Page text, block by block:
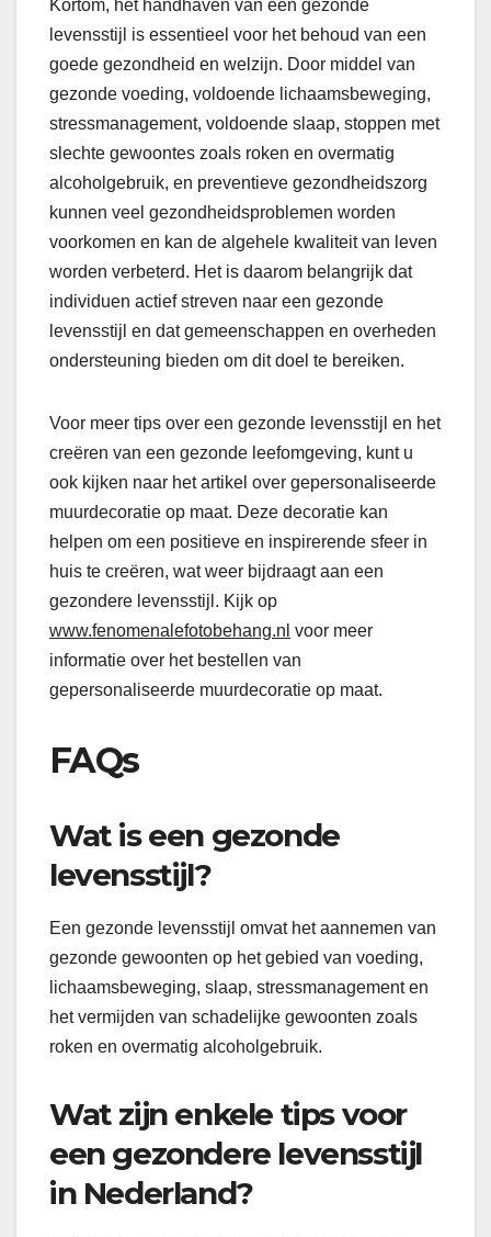
Kortom, het handhaven van een gezonde
levensstijl is essentieel voor het behoud van een
goede gezondheid en welzijn. Door middel van
gezonde voeding, voldoende lichaamsbeweging,
stressmanagement, voldoende slaap, stoppen met
slechte gewoontes zoals roken en overmatig
alcoholgebruik, en preventieve gezondheidszorg
kunnen veel gezondheidsproblemen worden
voorkomen en kan de algehele kwaliteit van leven
worden verbeterd. Het is daarom belangrijk dat
individuen actief streven naar een gezonde
levensstijl en dat gemeenschappen en overheden
ondersteuning bieden om dit doel te bereiken.
Voor meer tips over een gezonde levensstijl en het
creëren van een gezonde leefomgeving, kunt u
ook kijken naar het artikel over gepersonaliseerde
muurdecoratie op maat. Deze decoratie kan
helpen om een positieve en inspirerende sfeer in
huis te creëren, wat weer bijdraagt aan een
gezondere levensstijl. Kijk op
www.fenomenalefotobehang.nl voor meer
informatie over het bestellen van
gepersonaliseerde muurdecoratie op maat.
FAQs
Wat is een gezonde
levensstijl?
Een gezonde levensstijl omvat het aannemen van
gezonde gewoonten op het gebied van voeding,
lichaamsbeweging, slaap, stressmanagement en
het vermijden van schadelijke gewoonten zoals
roken en overmatig alcoholgebruik.
Wat zijn enkele tips voor
een gezondere levensstijl
in Nederland?